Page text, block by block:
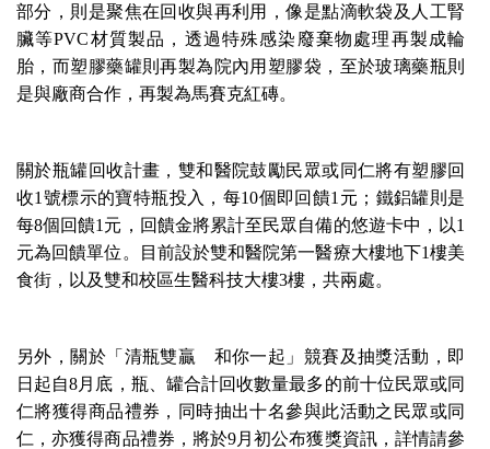
部分，則是聚焦在回收與再利用，像是點滴軟袋及人工腎
臟等PVC材質製品，透過特殊感染廢棄物處理再製成輪
胎，而塑膠藥罐則再製為院內用塑膠袋，至於玻璃藥瓶則
是與廠商合作，再製為馬賽克紅磚。
關於瓶罐回收計畫，雙和醫院鼓勵民眾或同仁將有塑膠回
收1號標示的寶特瓶投入，每10個即回饋1元；鐵鋁罐則是
每8個回饋1元，回饋金將累計至民眾自備的悠遊卡中，以1
元為回饋單位。目前設於雙和醫院第一醫療大樓地下1樓美
食街，以及雙和校區生醫科技大樓3樓，共兩處。
另外，關於「清瓶雙贏 和你一起」競賽及抽獎活動，即
日起自8月底，瓶、罐合計回收數量最多的前十位民眾或同
仁將獲得商品禮券，同時抽出十名參與此活動之民眾或同
仁，亦獲得商品禮券，將於9月初公布獲獎資訊，詳情請參